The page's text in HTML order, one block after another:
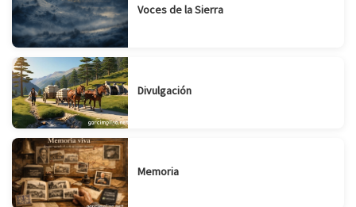
Voces de la Sierra
Divulgación
Memoria